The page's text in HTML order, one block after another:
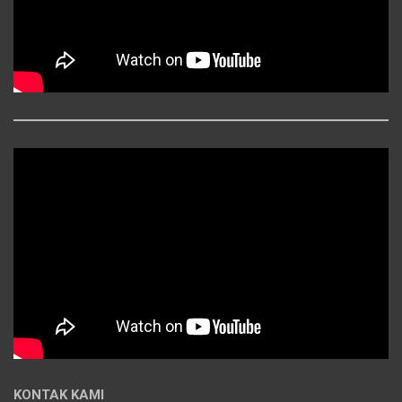
KONTAK KAMI